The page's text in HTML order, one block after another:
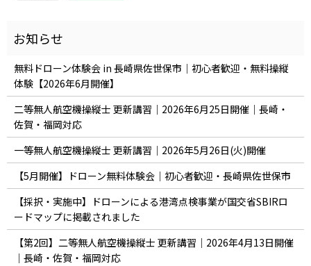
無料ドローン体験会 in 長崎県佐世保市｜初心者歓迎・無料操縦
体験【2026年6月開催】
二等無人航空機操縦士 更新講習｜2026年6月25日開催｜長崎・
佐賀・福岡対応
一等無人航空機操縦士 更新講習｜2026年5月26日(火)開催
【5月開催】ドローン無料体験会｜初心者歓迎・長崎県佐世保市
【採択・実施中】ドローンによる港湾点検事業が国交省SBIRロ
ードマップに掲載されました
【第2回】二等無人航空機操縦士 更新講習｜2026年4月13日開催
｜長崎・佐賀・福岡対応